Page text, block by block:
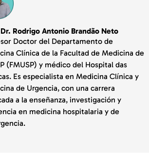
Rodrigo Antonio Brandão Neto
Doctor del Departamento de
Clínica de la Facultad de Medicina de
(FMUSP) y médico del Hospital das
Es especialista en Medicina Clínica y
de Urgencia, con una carrera
a la enseñanza, investigación y
en medicina hospitalaria y de